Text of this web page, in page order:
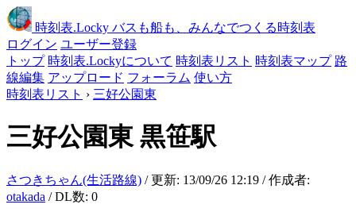
時刻表.Locky バスも船も、みんなでつくる時刻表
ログイン ユーザー登録
トップ 時刻表.Lockyについて 時刻表リスト 時刻表マップ 路
線編集 アップロード フォーラム 使い方
時刻表リスト › 三好公園東
三好公園東黒笹駅
さつきちゃん(生活路線) / 更新: 13/09/26 12:19 / 作成者:
otakada / DL数: 0